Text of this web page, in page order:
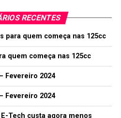
RECENTES
para quem começa nas 125cc
quem começa nas 125cc
Fevereiro 2024
Fevereiro 2024
Tech custa agora menos